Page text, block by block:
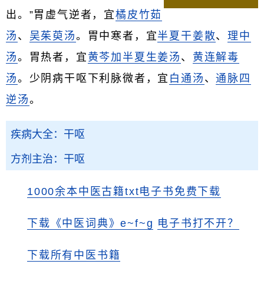
出。”胃虚气逆者，宜橘皮竹茹
汤 、 吴茱萸汤。胃中寒者，宜半夏干姜散、理中
汤。胃热者，宜 黄芩加半夏生姜汤 、 黄连解毒
汤。少阴病干呕下利脉微者，宜 白通汤 、通脉四
逆汤。
疾病大全：干呕
方剂主治：干呕
1000余本中医古籍txt电子书免费下载
下载《中医词典》e~f~g 电子书打不开？
下载所有中医书籍